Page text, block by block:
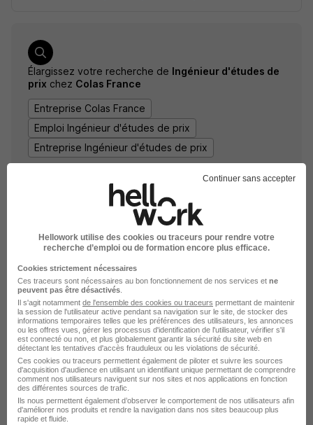
Élargissez votre recherche de Ingénieur d'études de
prix chez Colas France
Entreprise Colas France
Emploi Ingénieur d'études de prix
Entreprise Ingénieur d'études de prix
DÉPOSEZ VOTRE CV
Rendez votre CV accessible à l’ensemble des
recruteurs de la CVthèque Hellowork.
Rendre mon CV visible
Continuer sans accepter
Hellowork utilise des cookies ou traceurs pour rendre votre
recherche d’emploi ou de formation encore plus efficace.
Cookies strictement nécessaires
Ces traceurs sont nécessaires au bon fonctionnement de nos services et ne
peuvent pas être désactivés
Il s'agit notamment de l'ensemble des cookies ou traceurs permettant de maintenir
la session de l'utilisateur active pendant sa navigation sur le site, de stocker des
informations temporaires telles que les préférences des utilisateurs, les annonces
ou les offres vues, gérer les processus d'identification de l'utilisateur, vérifier s'il
est connecté ou non, et plus globalement garantir la sécurité du site web en
détectant les tentatives d'accès frauduleux ou les violations de sécurité.
Ces cookies ou traceurs permettent également de piloter et suivre les sources
d'acquisition d'audience en utilisant un identifiant unique permettant de comprendre
comment nos utilisateurs naviguent sur nos sites et nos applications en fonction
des différentes sources de trafic.
Ils nous permettent également d’observer le comportement de nos utilisateurs afin
d'améliorer nos produits et rendre la navigation dans nos sites beaucoup plus
rapide et fluide.